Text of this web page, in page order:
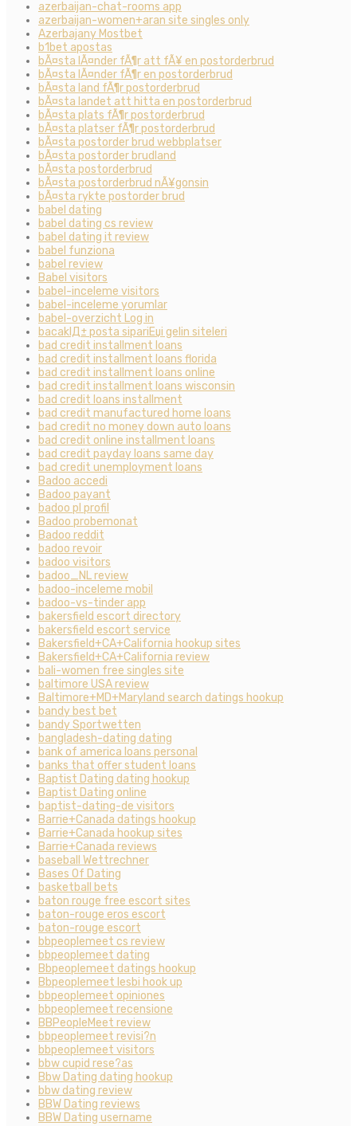
azerbaijan-chat-rooms app
azerbaijan-women+aran site singles only
Azerbajany Mostbet
b1bet apostas
bÃ¤sta lÃ¤nder fÃ¶r att fÃ¥ en postorderbrud
bÃ¤sta lÃ¤nder fÃ¶r en postorderbrud
bÃ¤sta land fÃ¶r postorderbrud
bÃ¤sta landet att hitta en postorderbrud
bÃ¤sta plats fÃ¶r postorderbrud
bÃ¤sta platser fÃ¶r postorderbrud
bÃ¤sta postorder brud webbplatser
bÃ¤sta postorder brudland
bÃ¤sta postorderbrud
bÃ¤sta postorderbrud nÃ¥gonsin
bÃ¤sta rykte postorder brud
babel dating
babel dating cs review
babel dating it review
babel funziona
babel review
Babel visitors
babel-inceleme visitors
babel-inceleme yorumlar
babel-overzicht Log in
bacaklД± posta sipariЕџi gelin siteleri
bad credit installment loans
bad credit installment loans florida
bad credit installment loans online
bad credit installment loans wisconsin
bad credit loans installment
bad credit manufactured home loans
bad credit no money down auto loans
bad credit online installment loans
bad credit payday loans same day
bad credit unemployment loans
Badoo accedi
Badoo payant
badoo pl profil
Badoo probemonat
Badoo reddit
badoo revoir
badoo visitors
badoo_NL review
badoo-inceleme mobil
badoo-vs-tinder app
bakersfield escort directory
bakersfield escort service
Bakersfield+CA+California hookup sites
Bakersfield+CA+California review
bali-women free singles site
baltimore USA review
Baltimore+MD+Maryland search datings hookup
bandy best bet
bandy Sportwetten
bangladesh-dating dating
bank of america loans personal
banks that offer student loans
Baptist Dating dating hookup
Baptist Dating online
baptist-dating-de visitors
Barrie+Canada datings hookup
Barrie+Canada hookup sites
Barrie+Canada reviews
baseball Wettrechner
Bases Of Dating
basketball bets
baton rouge free escort sites
baton-rouge eros escort
baton-rouge escort
bbpeoplemeet cs review
bbpeoplemeet dating
Bbpeoplemeet datings hookup
Bbpeoplemeet lesbi hook up
bbpeoplemeet opiniones
bbpeoplemeet recensione
BBPeopleMeet review
bbpeoplemeet revisi?n
bbpeoplemeet visitors
bbw cupid rese?as
Bbw Dating dating hookup
bbw dating review
BBW Dating reviews
BBW Dating username